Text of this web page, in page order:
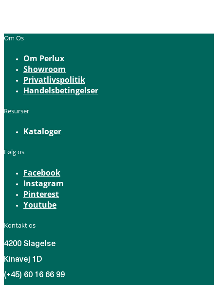
Om Os
Om Perlux
Showroom
Privatlivspolitik
Handelsbetingelser
Resurser
Kataloger
Følg os
Facebook
Instagram
Pinterest
Youtube
Kontakt os
4200 Slagelse
Kinavej 1D
(+45) 60 16 66 99